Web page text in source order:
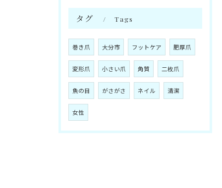
タグ Tags
巻き爪 大分市 フットケア 肥厚爪
変形爪 小さい爪 角質 二枚爪
魚の目 がさがさ ネイル 清潔
女性